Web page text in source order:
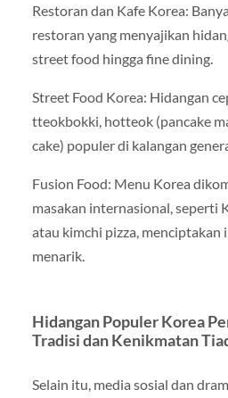
Restoran dan Kafe Korea:
restoran yang menyajikan
street food hingga fine dining.
Street Food Korea: Hidangan
tteokbokki, hotteok (pancake
cake) populer di kalangan
Fusion Food: Menu Korea
masakan internasional, seperti
atau kimchi pizza, menciptakan
menarik.
Hidangan Populer Korea
Tradisi dan Kenikmatan
Selain itu, media sosial dan